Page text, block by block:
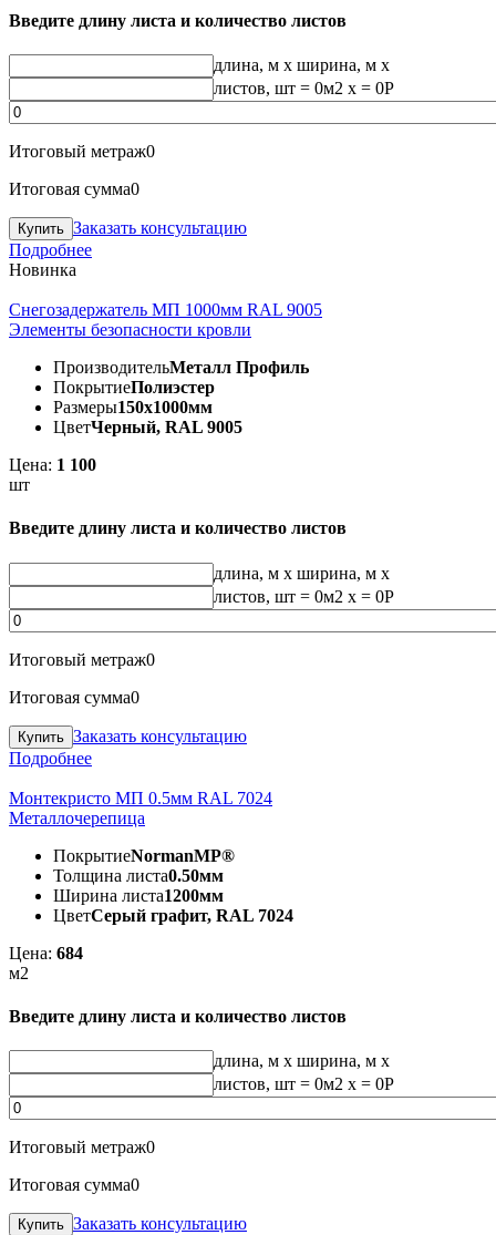
Введите длину листа и количество листов
длина, м x ширина, м x
листов, шт = 0м2 x = 0Р
Итоговый метраж0
Итоговая сумма0
Заказать консультацию
Подробнее
Новинка
Снегозадержатель МП 1000мм RAL 9005
Элементы безопасности кровли
ПроизводительМеталл Профиль
ПокрытиеПолиэстер
Размеры150х1000мм
ЦветЧерный, RAL 9005
Цена: 1 100
шт
Введите длину листа и количество листов
длина, м x ширина, м x
листов, шт = 0м2 x = 0Р
Итоговый метраж0
Итоговая сумма0
Заказать консультацию
Подробнее
Монтекристо МП 0.5мм RAL 7024
Металлочерепица
ПокрытиеNormanMP®
Толщина листа0.50мм
Ширина листа1200мм
ЦветСерый графит, RAL 7024
Цена: 684
м2
Введите длину листа и количество листов
длина, м x ширина, м x
листов, шт = 0м2 x = 0Р
Итоговый метраж0
Итоговая сумма0
Заказать консультацию